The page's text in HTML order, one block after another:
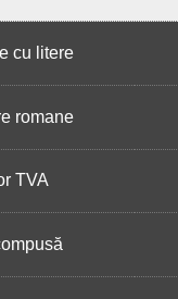
cu litere
romane
TVA